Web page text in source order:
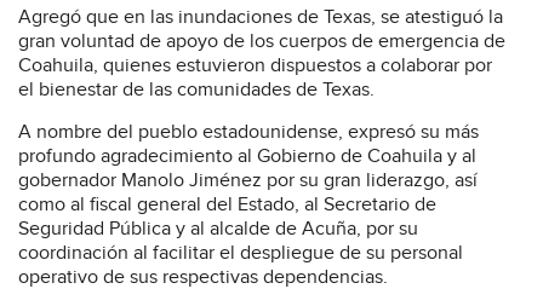
Agregó que en las inundaciones de Texas, se atestiguó la
gran voluntad de apoyo de los cuerpos de emergencia de
Coahuila, quienes estuvieron dispuestos a colaborar por
el bienestar de las comunidades de Texas.
A nombre del pueblo estadounidense, expresó su más
profundo agradecimiento al Gobierno de Coahuila y al
gobernador Manolo Jiménez por su gran liderazgo, así
como al fiscal general del Estado, al Secretario de
Seguridad Pública y al alcalde de Acuña, por su
coordinación al facilitar el despliegue de su personal
operativo de sus respectivas dependencias.